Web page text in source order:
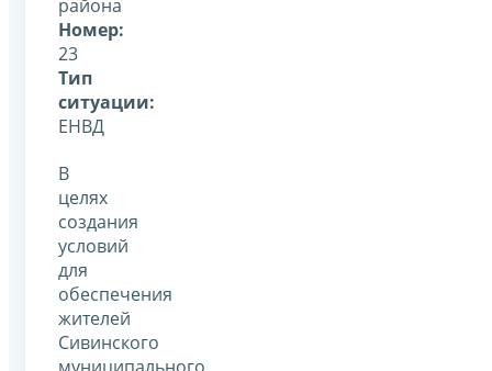
района
Номер:
23
Тип
ситуации:
ЕНВД
В
целях
создания
условий
для
обеспечения
жителей
Сивинского
муниципального